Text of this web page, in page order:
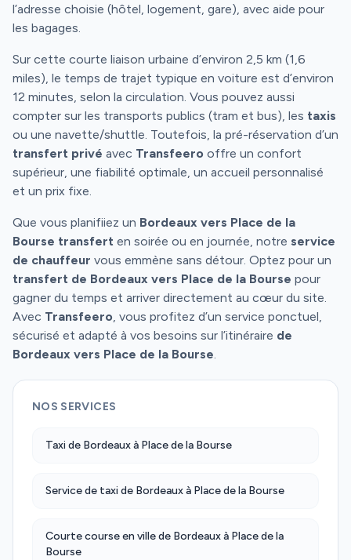
l’adresse choisie (hôtel, logement, gare), avec aide pour
les bagages.
Sur cette courte liaison urbaine d’environ 2,5 km (1,6
miles), le temps de trajet typique en voiture est d’environ
12 minutes, selon la circulation. Vous pouvez aussi
compter sur les transports publics (tram et bus), les taxis
ou une navette/shuttle. Toutefois, la pré-réservation d’un
transfert privé avec Transfeero offre un confort
supérieur, une fiabilité optimale, un accueil personnalisé
et un prix fixe.
Que vous planifiiez un Bordeaux vers Place de la
Bourse transfert en soirée ou en journée, notre service
de chauffeur vous emmène sans détour. Optez pour un
transfert de Bordeaux vers Place de la Bourse pour
gagner du temps et arriver directement au cœur du site.
Avec Transfeero, vous profitez d’un service ponctuel,
sécurisé et adapté à vos besoins sur l’itinéraire de
Bordeaux vers Place de la Bourse.
NOS SERVICES
Taxi de Bordeaux à Place de la Bourse
Service de taxi de Bordeaux à Place de la Bourse
Courte course en ville de Bordeaux à Place de la
Bourse